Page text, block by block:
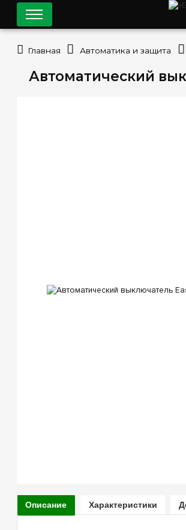
Автоматический
Описание Характеристики
Главная Автоматика и защита